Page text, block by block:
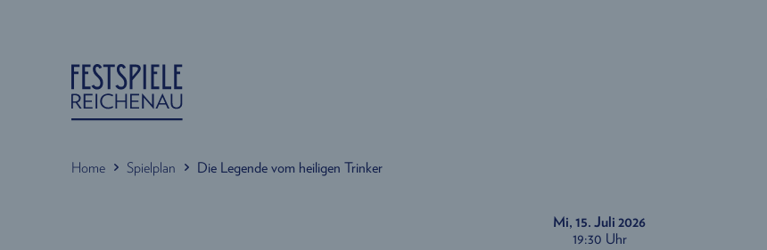
Home Spielplan Die Legende vom heiligen Trinker
Mi, 15. Juli 2026
19:30 Uhr